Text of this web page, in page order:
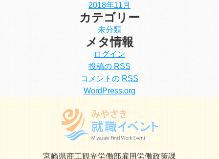
2018年11月
カテゴリー
未分類
メタ情報
ログイン
投稿の RSS
コメントの RSS
WordPress.org
宮崎県商工観光労働部雇用労働政策課